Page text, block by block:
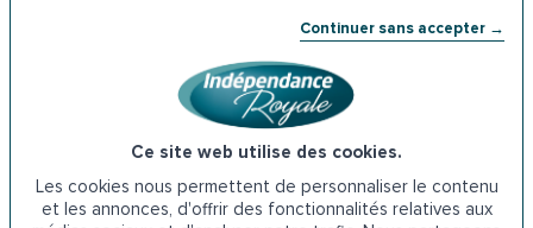
Continuer sans accepter →
Ce site web utilise des cookies.
Les cookies nous permettent de personnaliser le contenu
et les annonces, d'offrir des fonctionnalités relatives aux
Cité administrative Rue Mac-Donald BP 23009 53063
Téléphone : 02 43 67 88 47
5-La PCH à Laval